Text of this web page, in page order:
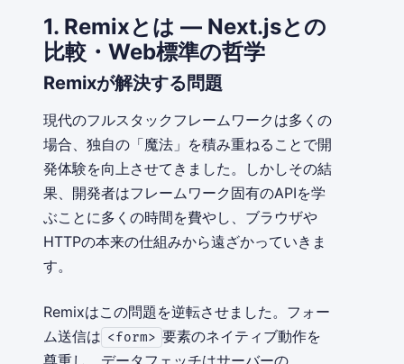
1. Remixとは — Next.jsとの
比較・Web標準の哲学
Remixが解決する問題
現代のフルスタックフレームワークは多くの
場合、独自の「魔法」を積み重ねることで開
発体験を向上させてきました。しかしその結
果、開発者はフレームワーク固有のAPIを学
ぶことに多くの時間を費やし、ブラウザや
HTTPの本来の仕組みから遠ざかっていきま
す。
Remixはこの問題を逆転させました。フォー
ム送信は <form> 要素のネイティブ動作を
尊重し、データフェッチはサーバーの